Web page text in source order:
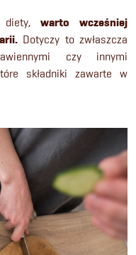
warto wcześniej
Dotyczy to zwłaszcza
czy innymi
składniki zawarte w